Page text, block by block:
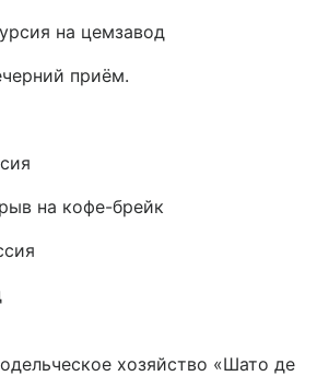
на цемзавод
приём.
на кофе-брейк
хозяйство «Шато де